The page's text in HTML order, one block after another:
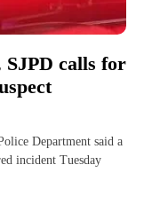
calls for
Department said a
incident Tuesday